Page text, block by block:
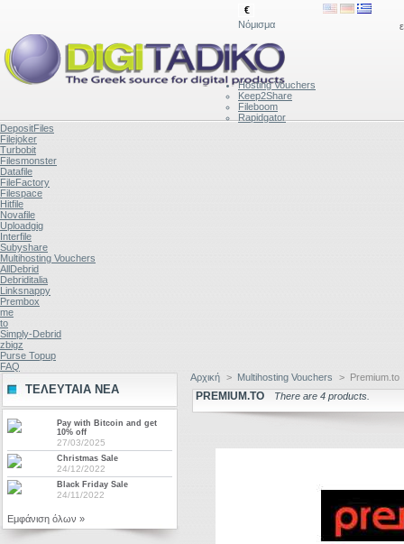
€
Νόμισμα
Hosting Vouchers
Keep2Share
Fileboom
Rapidgator
DepositFiles
Filejoker
Turbobit
Filesmonster
Datafile
FileFactory
Filespace
Hitfile
Novafile
Uploadgig
Interfile
Subyshare
Multihosting Vouchers
AllDebrid
Debriditalia
Linksnappy
Prembox
me
to
Simply-Debrid
zbigz
Purse Topup
FAQ
ΤΕΛΕΥΤΑΙΑ ΝΕΑ
Pay with Bitcoin and get
10% off
27/03/2025
Christmas Sale
24/12/2022
Black Friday Sale
24/11/2022
Εμφάνιση όλων »
Αρχική > Multihosting Vouchers > Premium.to
PREMIUM.TO There are 4 products.